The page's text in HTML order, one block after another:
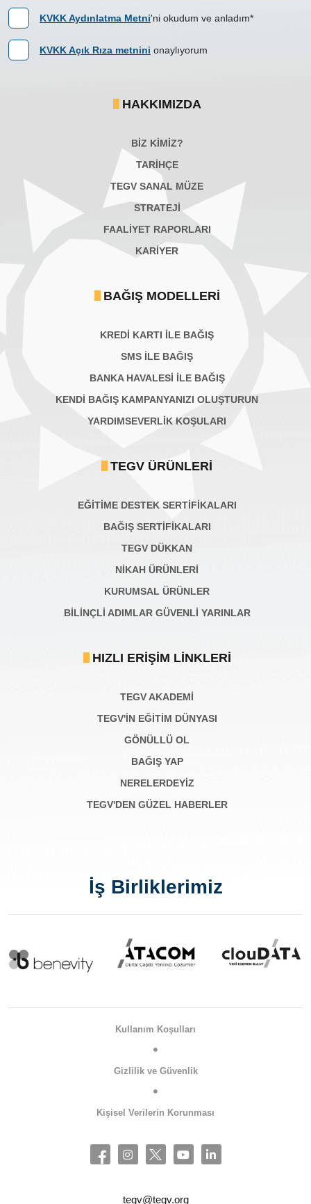
KVKK Aydınlatma Metni'ni okudum ve anladım*
KVKK Açık Rıza metnini onaylıyorum
HAKKIMIZDA
BİZ KİMİZ?
TARİHÇE
TEGV SANAL MÜZE
STRATEJİ
FAALİYET RAPORLARI
KARIYER
BAĞIŞ MODELLERI
KREDİ KARTI İLE BAĞIŞ
SMS İLE BAĞIŞ
BANKA HAVALESİ İLE BAĞIŞ
KENDİ BAĞIŞ KAMPANYANIZI OLUŞTURUN
YARDIMSEVERLİK KOŞULARI
TEGV ÜRÜNLERI
EĞİTİME DESTEK SERTİFİKALARI
BAĞIŞ SERTIFIKALARI
TEGV DÜKKAN
NİKAH ÜRÜNLERİ
KURUMSAL ÜRÜNLER
BILINÇLI ADIMLAR GÜVENLI YARINLAR
HIZLI ERIŞIM LINKLERI
TEGV AKADEMI
TEGV'İN EĞİTİM DÜNYASI
GÖNÜLLÜ OL
BAĞIŞ YAP
NERELERDEYİZ
TEGV'DEN GÜZEL HABERLER
İş Birliklerimiz
Kullanım Koşulları
Gizlilik ve Güvenlik
Kişisel Verilerin Korunması
tegv@tegv.org